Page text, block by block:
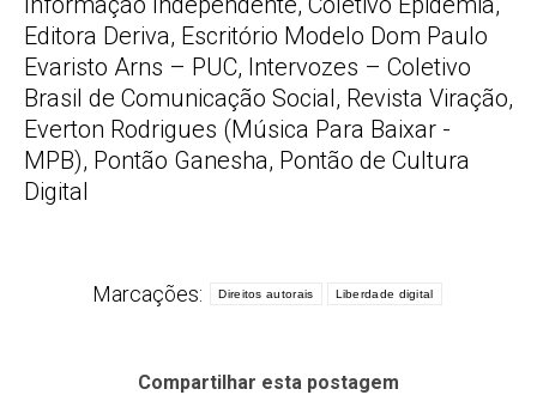
Editora Deriva, Escritório Modelo Dom Paulo
Evaristo Arns – PUC, Intervozes – Coletivo
Brasil de Comunicação Social, Revista Viração,
Everton Rodrigues (Música Para Baixar -
MPB), Pontão Ganesha, Pontão de Cultura
Digital
Marcações: Direitos autorais Liberdade digital
Compartilhar esta postagem